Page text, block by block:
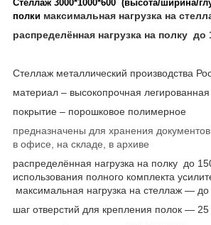
Стеллаж 3000*1000*600 (высота/ширина/
полки максимальная нагрузка на
распределённая нагрузка на полку до
Стеллаж металлический производства
материал – высокопрочная легированная
покрытие – порошковое полимерное
предназначены для хранения
в офисе, на складе, в архиве
распределённая нагрузка на полку до
использования полного комплекта
максимальная нагрузка на стеллаж ― до
шаг отверстий для крепления полок ―